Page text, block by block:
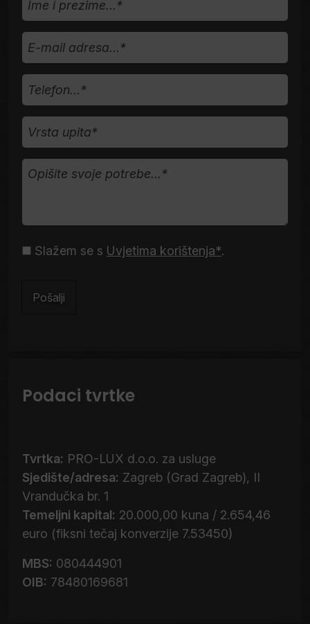
i
prezime...
E-
mail
adresa...
Telefon
Vrsta
upita
Opišite
svoje
Uvjeti
Slažem se s Uvjetima korištenja*.
Podaci tvrtke
Tvrtka: PRO-LUX d.o.o. za usluge
Sjedište/adresa: Zagreb (Grad Zagreb), II
Vrandučka br. 1
Temeljni kapital: 20.000,00 kuna / 2.654,46
euro (fiksni tečaj konverzije 7.53450)
MBS: 080444901
OIB: 78480169681